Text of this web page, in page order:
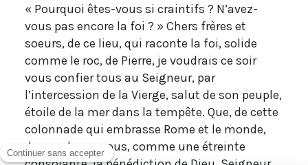
« Pourquoi êtes-vous si craintifs ? N’avez-
vous pas encore la foi ? » Chers frères et
soeurs, de ce lieu, qui raconte la foi, solide
comme le roc, de Pierre, je voudrais ce soir
vous confier tous au Seigneur, par
l’intercession de la Vierge, salut de son peuple,
étoile de la mer dans la tempête. Que, de cette
colonnade qui embrasse Rome et le monde,
descende sur vous, comme une étreinte